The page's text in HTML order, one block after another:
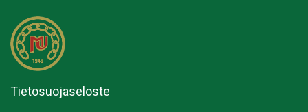
Tietosuojaseloste